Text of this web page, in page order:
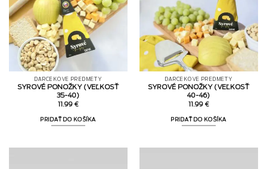
DARČEKOVÉ PREDMETY
SYROVÉ PONOŽKY (VEĽKOSŤ
35-40)
11.99 €
PRIDAŤ DO KOŠÍKA
DARČEKOVÉ PREDMETY
SYROVÉ PONOŽKY (VEĽKOSŤ
40-46)
11.99 €
PRIDAŤ DO KOŠÍKA